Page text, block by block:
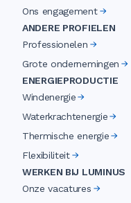
Ons engagement
ANDERE PROFIELEN
Professionelen
Grote ondernemingen
ENERGIEPRODUCTIE
Windenergie
Waterkrachtenergie
Thermische energie
Flexibiliteit
WERKEN BIJ LUMINUS
Onze vacatures